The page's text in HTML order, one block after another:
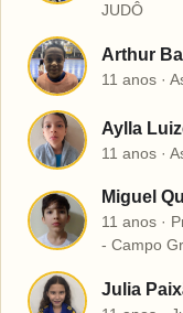
JUDÔ
A Arthur
11 anos ·
A Aylla
11 anos ·
M
Miguel
11 anos ·
- Campo
J Julia